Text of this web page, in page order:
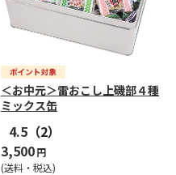
＜お中元＞雷おこし上磯部４種
ミックス缶
4.5 （2）
3,500円
(送料・税込)